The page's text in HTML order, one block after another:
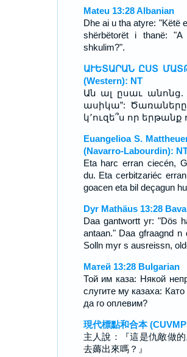
Mateu 13:28 Albanian
Dhe ai u tha atyre: "Këtë
shërbëtorët i thanë:
shkulim?".
ԱՒԵՏԱՐԱՆ ԸՍՏ
(Western): NT
Ան ալ ըսաւ անոնց.
ասիկա”: Ծառաները
կ՚ուզե՞ս որ
Euangelioa S.
(Navarro-Labourdin):
Eta harc erran ciecén,
du. Eta cerbitzariéc
goacen eta bil deçagun
Dyr Mathäus 13:28
Daa gantwortt yr: "Dös
antaan." Daa gfraagnd
Solln myr s ausreissn,
Матей 13:28 Bulgarian
Той им каза: Някой
слугите му казаха:
да го оплевим?
現代標點和合本
主人說：『這是仇敵做
去薅出來嗎？』